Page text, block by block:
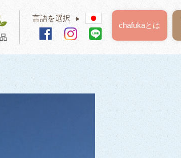
言語を選択 ▶
chafukaとは